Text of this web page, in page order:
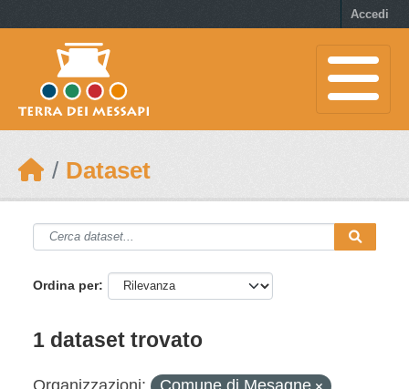
Accedi
Dataset
Ordina per
1 dataset trovato
Organizzazioni:
Comune di Mesagne